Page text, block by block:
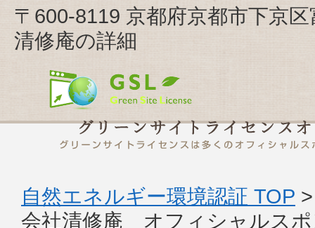
〒600-8119 京都府京都市下京
清修庵の詳細
自然エネルギー環境認証 TOP
会社清修庵 オフィシャルスポ